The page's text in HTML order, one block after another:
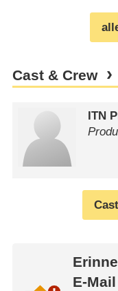
Cast & Crew
ITN
E-Mail